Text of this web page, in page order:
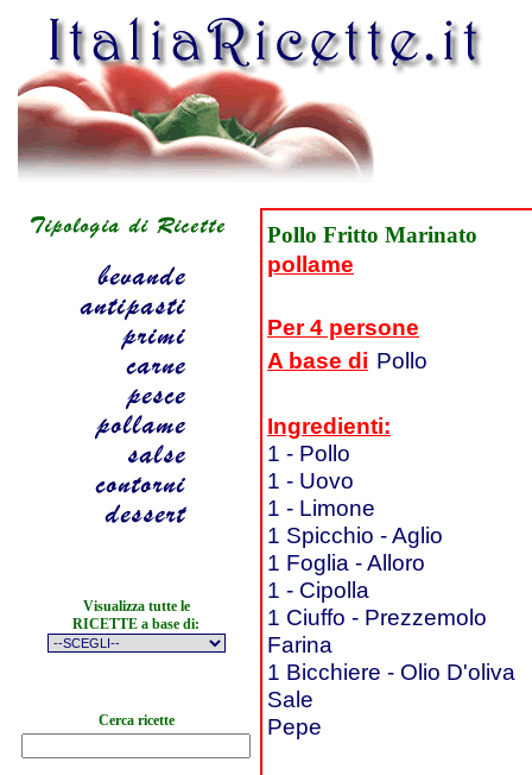
Visualizza tutte le
RICETTE a base di:
Cerca ricette
Pollo Fritto Marinato
pollame
Per 4 persone
A base di Pollo
Ingredienti:
1 - Pollo
1 - Uovo
1 - Limone
1 Spicchio - Aglio
1 Foglia - Alloro
1 - Cipolla
1 Ciuffo - Prezzemolo
Farina
1 Bicchiere - Olio D'oliva
Sale
Pepe